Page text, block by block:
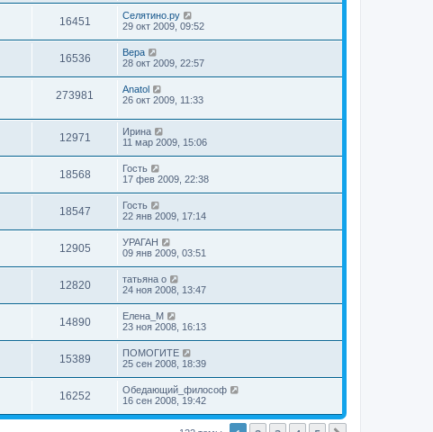
16451
Селятино.ру
29 окт 2009, 09:52
16536
Вера
28 окт 2009, 22:57
273981
Anatol
26 окт 2009, 11:33
12971
Ирина
11 мар 2009, 15:06
18568
Гость
17 фев 2009, 22:38
18547
Гость
22 янв 2009, 17:14
12905
УРАГАН
09 янв 2009, 03:51
12820
татьяна о
24 ноя 2008, 13:47
14890
Елена_М
23 ноя 2008, 16:13
15389
ПОМОГИТЕ
25 сен 2008, 18:39
16252
Обедающий_философ
16 сен 2008, 19:42